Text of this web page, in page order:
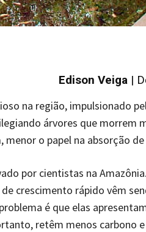
Edison Veiga|
na região, impulsionado
árvores que morrem
o papel na absorção
por cientistas na
crescimento rápido vêm
é que elas
retêm menos carbono